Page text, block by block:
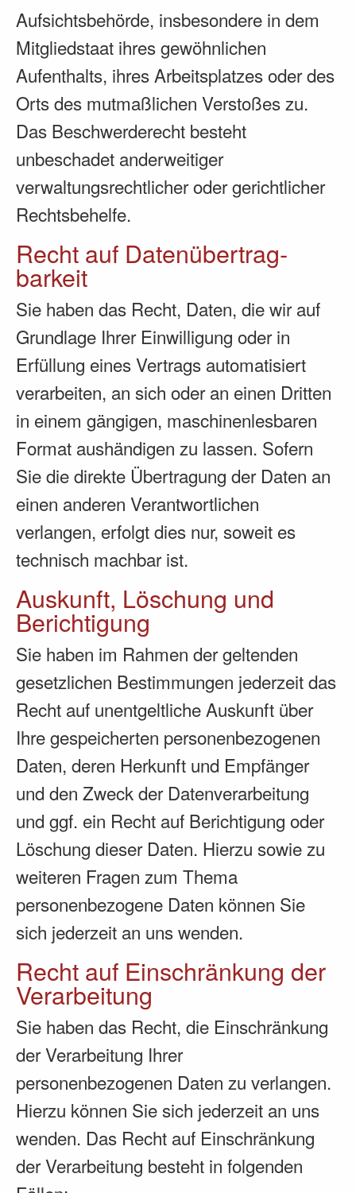
Aufsichtsbehörde, insbesondere in dem
Mitgliedstaat ihres gewöhnlichen
Aufenthalts, ihres Arbeitsplatzes oder des
Orts des mutmaßlichen Verstoßes zu.
Das Beschwerderecht besteht
unbeschadet anderweitiger
verwaltungsrechtlicher oder gerichtlicher
Rechtsbehelfe.
Recht auf Daten­übertrag­
barkeit
Sie haben das Recht, Daten, die wir auf
Grundlage Ihrer Einwilligung oder in
Erfüllung eines Vertrags automatisiert
verarbeiten, an sich oder an einen Dritten
in einem gängigen, maschinenlesbaren
Format aushändigen zu lassen. Sofern
Sie die direkte Übertragung der Daten an
einen anderen Verantwortlichen
verlangen, erfolgt dies nur, soweit es
technisch machbar ist.
Auskunft, Löschung und
Berichtigung
Sie haben im Rahmen der geltenden
gesetzlichen Bestimmungen jederzeit das
Recht auf unentgeltliche Auskunft über
Ihre gespeicherten personenbezogenen
Daten, deren Herkunft und Empfänger
und den Zweck der Datenverarbeitung
und ggf. ein Recht auf Berichtigung oder
Löschung dieser Daten. Hierzu sowie zu
weiteren Fragen zum Thema
personenbezogene Daten können Sie
sich jederzeit an uns wenden.
Recht auf Einschränkung der
Verarbeitung
Sie haben das Recht, die Einschränkung
der Verarbeitung Ihrer
personenbezogenen Daten zu verlangen.
Hierzu können Sie sich jederzeit an uns
wenden. Das Recht auf Einschränkung
der Verarbeitung besteht in folgenden